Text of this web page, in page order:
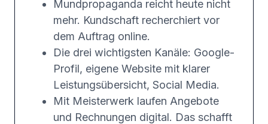
Mundpropaganda reicht heute nicht
mehr. Kundschaft recherchiert vor
dem Auftrag online.
Die drei wichtigsten Kanäle: Google-
Profil, eigene Website mit klarer
Leistungsübersicht, Social Media.
Mit Meisterwerk laufen Angebote
und Rechnungen digital. Das schafft